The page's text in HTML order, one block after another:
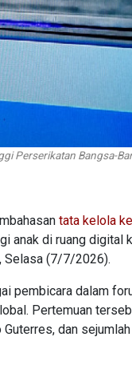
Perserikatan Bangsa-
tata kelola
anak di ruang digital
Selasa (7/7/2026).
pembicara dalam
Pertemuan
dan